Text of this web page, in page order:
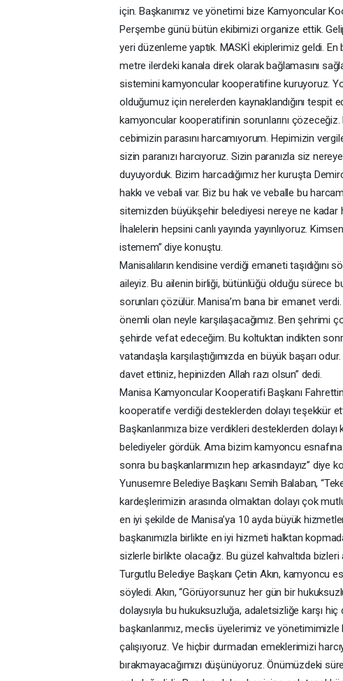
için. Başkanımız ve yönetimi bize Kamyoncular
Perşembe günü bütün ekibimizi organize ettik.
yeri düzenleme yaptık. MASKİ ekiplerimiz geldi.
metre ilerdeki kanala direk olarak bağlamasını
sistemini kamyoncular kooperatifine kuruyoruz.
olduğumuz için nerelerden kaynaklandığını tespit
kamyoncular kooperatifinin sorunlarını çözeceğiz.
cebimizin parasını harcamıyorum. Hepimizin
sizin paranızı harcıyoruz. Sizin paranızla siz
duyuyorduk. Bizim harcadığımız her kuruşta
hakkı ve vebali var. Biz bu hak ve veballe bu
sitemizden büyükşehir belediyesi nereye ne kadar
İhalelerin hepsini canlı yayında yayınlıyoruz.
istemem” diye konuştu.
Manisalıların kendisine verdiği emaneti
aileyiz. Bu ailenin birliği, bütünlüğü olduğu sürece
sorunları çözülür. Manisa’m bana bir emanet
önemli olan neyle karşılaşacağımız. Ben şehrimi
şehirde vefat edeceğim. Bu koltuktan indikten
vatandaşla karşılaştığımızda en büyük başarı
davet ettiniz, hepinizden Allah razı olsun” dedi.
Manisa Kamyoncular Kooperatifi Başkanı
kooperatife verdiği desteklerden dolayı teşekkür
Başkanlarımıza bize verdikleri desteklerden
belediyeler gördük. Ama bizim kamyoncu
sonra bu başkanlarımızın hep arkasındayız” diye
Yunusemre Belediye Başkanı Semih Balaban,
kardeşlerimizin arasında olmaktan dolayı çok
en iyi şekilde de Manisa’ya 10 ayda büyük
başkanımızla birlikte en iyi hizmeti halktan
sizlerle birlikte olacağız. Bu güzel kahvaltıda
Turgutlu Belediye Başkanı Çetin Akın, kamyoncu
söyledi. Akın, “Görüyorsunuz her gün bir
dolaysıyla bu hukuksuzluğa, adaletsizliğe karşı
başkanlarımız, meclis üyelerimiz ve
çalışıyoruz. Ve hiçbir durmadan emeklerimizi
bırakmayacağımızı düşünüyoruz. Önümüzdeki